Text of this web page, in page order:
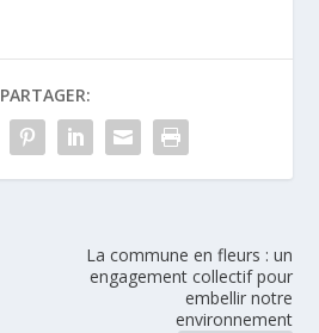
PARTAGER:
La commune en fleurs : un
engagement collectif pour
embellir notre
environnement